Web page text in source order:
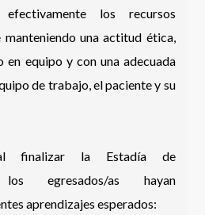
los recursos
una actitud ética,
equipo y con una adecuada
de trabajo, el paciente y su
finalizar la Estadía de
los egresados/as hayan
aprendizajes esperados: